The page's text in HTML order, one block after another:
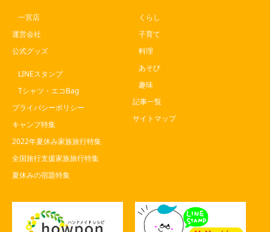
一宮店
運営会社
公式グッズ
LINEスタンプ
Tシャツ・エコBag
プライバシーポリシー
キャンプ特集
2022年夏休み家族旅行特集
全国旅行支援家族旅行特集
夏休みの宿題特集
くらし
子育て
料理
あそび
趣味
記事一覧
サイトマップ